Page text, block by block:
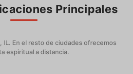
Principales
IL. En el resto de ciudades ofrecemos
espiritual a distancia.